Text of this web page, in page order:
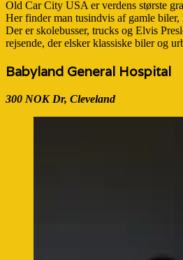
Old Car City USA er verdens største
Her finder man tusindvis af gamle biler,
Der er skolebusser, trucks og Elvis
rejsende, der elsker klassiske biler og
Babyland General Hospital
300 NOK Dr, Cleveland